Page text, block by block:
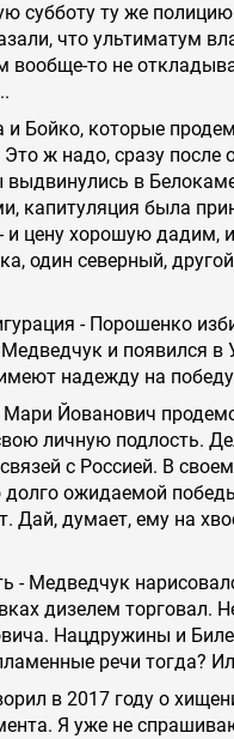
субботу ту же
что ультиматум
то не
и Бойко, которые
ж надо, сразу после
в
капитуляция была
цену хорошую дадим,
один северный,
- Порошенко
и появился в
надежду на
Йованович
личную подлость.
с Россией. В
ожидаемой
Дай, думает, ему на
- Медведчук
дизелем торговал.
Нацдружины и
речи тогда?
в 2017 году о
Я уже не